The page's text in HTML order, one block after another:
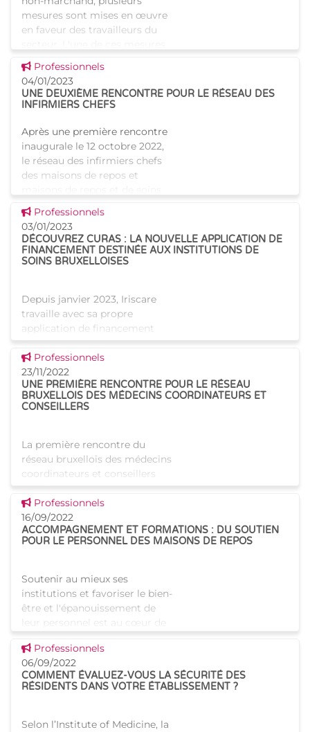
mesures sont mises en œuvre
en faveur des travailleurs du
est la prime non-marchand.
Qu'est-ce que la prime non-
Voir cette news
Professionnels
04/01/2023
UNE DEUXIÈME RENCONTRE POUR LE RÉSEAU DES
INFIRMIERS CHEFS
Après une première rencontre
inaugurale le 12 octobre 2022,
le réseau des infirmiers chefs
des maisons de repos et
bruxelloises s'est de nouveau
réuni ce 15 décembre
Voir cette news
Professionnels
03/01/2023
DÉCOUVREZ CURAS : LA NOUVELLE APPLICATION DE
FINANCEMENT DESTINÉE AUX INSTITUTIONS DE
SOINS BRUXELLOISES
Depuis janvier 2023, Iriscare
travaille avec sa propre
application de financement
Curas, qui remplace
l'application fédérale RaaS.
Cette nouvelle application est
destinée au financement des
mesure
Voir cette news
Professionnels
23/11/2022
UNE PREMIÈRE RENCONTRE POUR LE RÉSEAU
BRUXELLOIS DES MÉDECINS COORDINATEURS ET
CONSEILLERS
La première rencontre du
réseau bruxellois des médecins
coordinateurs et conseillers
(MCC) s'est tenue au sein
d'Iriscare ce 22 novembre. Au
programme : financement et
échanges au sujet de la com
Voir cette news
Professionnels
16/09/2022
ACCOMPAGNEMENT ET FORMATIONS : DU SOUTIEN
POUR LE PERSONNEL DES MAISONS DE REPOS
Soutenir au mieux ses
institutions et favoriser le bien-
être et l'épanouissement de
leur personnel est au cœur de
pourquoi, Iriscare souhaite
vous informer de deux initi
Voir cette news
Professionnels
06/09/2022
COMMENT ÉVALUEZ-VOUS LA SÉCURITÉ DES
RÉSIDENTS DANS VOTRE ÉTABLISSEMENT ?
Selon l’Institute of Medicine, la